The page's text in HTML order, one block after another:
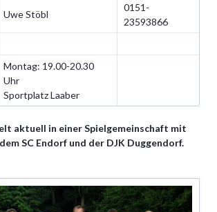
Uwe Stöbl
0151-
23593866
Montag: 19.00-20.30
Uhr
Sportplatz Laaber
aktuell in einer Spielgemeinschaft mit
SC Endorf und der DJK Duggendorf.